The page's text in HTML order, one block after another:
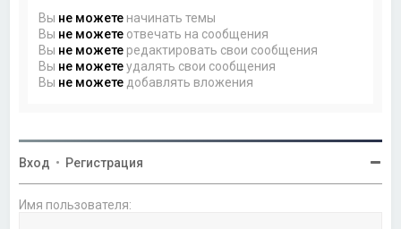
Вы не можете начинать темы
Вы не можете отвечать на сообщения
Вы не можете редактировать свои сообщения
Вы не можетеудалять свои сообщения
Вы не можете добавлять вложения
Вход • Регистрация
Имя пользователя: